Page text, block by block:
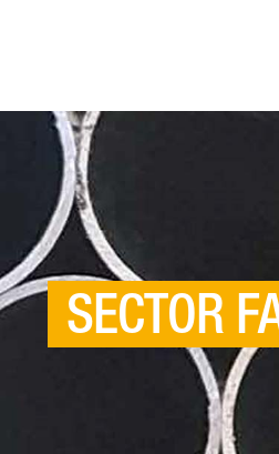
SECTOR